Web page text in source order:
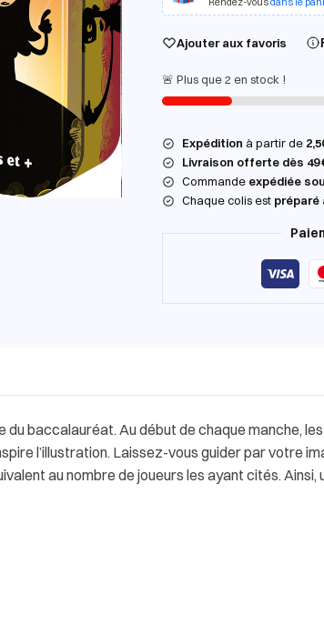
Ajouter aux favoris
🚨 Plus que 2 en stock !
Expédition à partir de
Livraison offerte dès 49
Commande expédiée
Chaque colis est préparé
baccalauréat. Au début de chaque manche,
l’illustration. Laissez-vous guider par votre
au nombre de joueurs les ayant cités.